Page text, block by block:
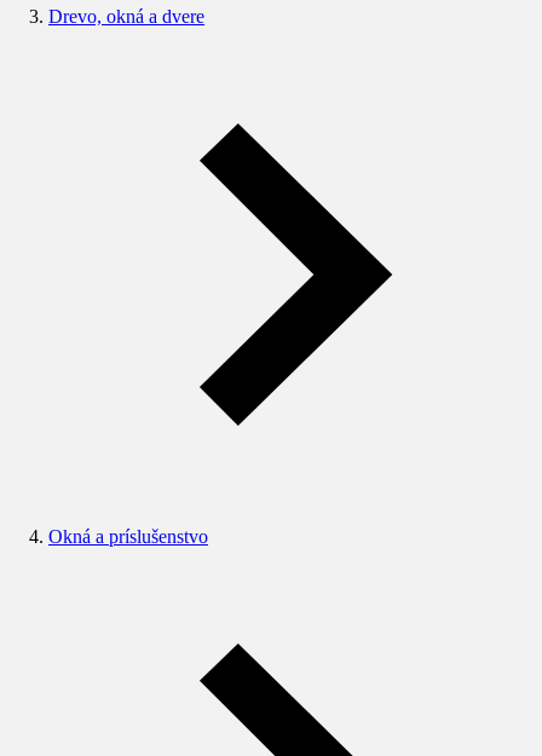
Drevo, okná a dvere
Okná a príslušenstvo